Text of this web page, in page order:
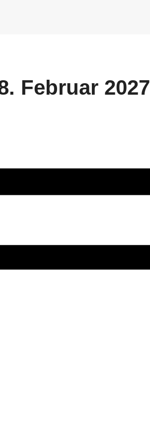
Februar 2027